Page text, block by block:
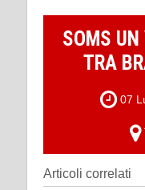
SOMS
TRA
07
Articoli correlati